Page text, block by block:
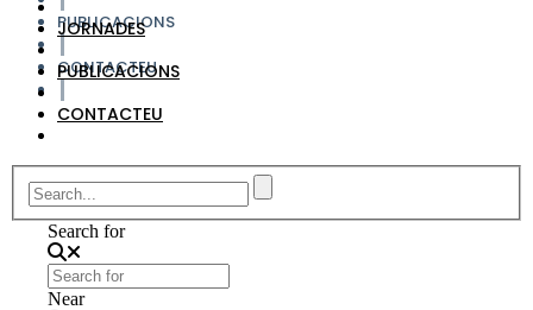
PUBLICACIONS
CONTACTEU
JORNADES
PUBLICACIONS
CONTACTEU
Search for
Near